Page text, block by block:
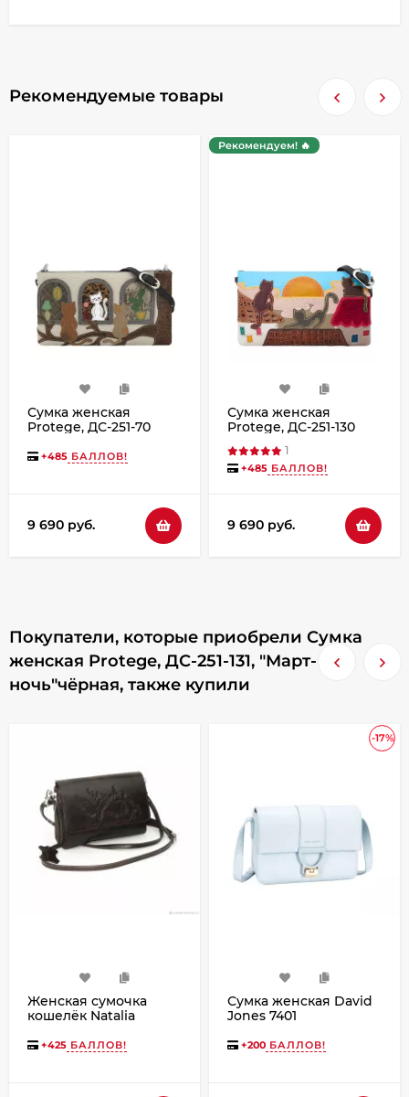
Рекомендуемые товары
Сумка женская
Protege, ДС-251-70
+485 БАЛЛОВ!
9 690 руб.
Рекомендуем! 🔥
Сумка женская
Protege, ДС-251-130
1
+485 БАЛЛОВ!
9 690 руб.
Покупатели, которые приобрели Сумка
женская Protege, ДС-251-131, "Март-
ночь"чёрная, также купили
Женская сумочка
кошелёк Natalia
53.2п.621 коричневая
+425 БАЛЛОВ!
-17%
Сумка женская David
Jones 7401
+200 БАЛЛОВ!